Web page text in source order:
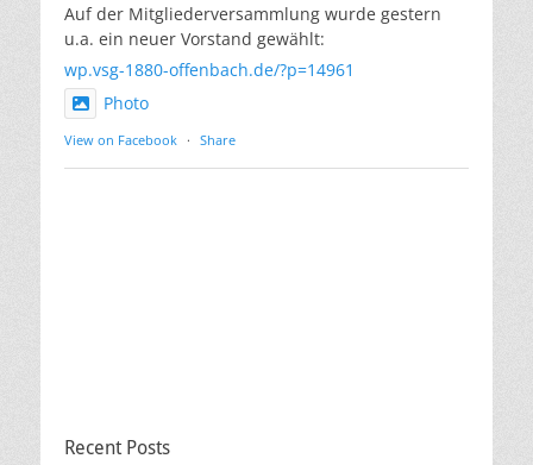
Auf der Mitgliederversammlung wurde gestern
u.a. ein neuer Vorstand gewählt:
wp.vsg-1880-offenbach.de/?p=14961
Photo
View on Facebook · Share
Recent Posts